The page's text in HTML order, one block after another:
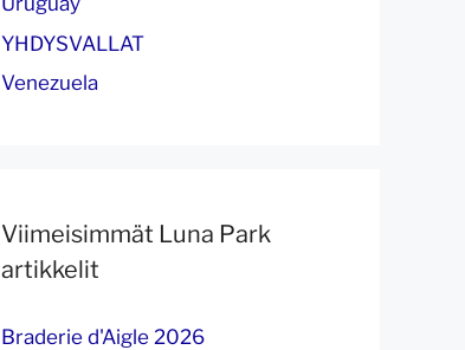
YHDYSVALLAT
Venezuela
Viimeisimmät Luna Park
artikkelit
Braderie d'Aigle 2026